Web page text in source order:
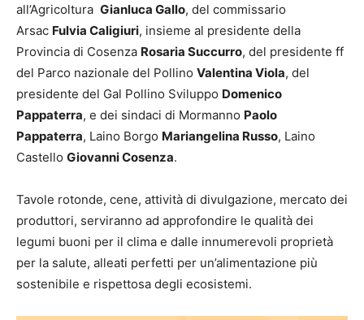
all’Agricoltura Gianluca Gallo, del commissario
Arsac Fulvia Caligiuri, insieme al presidente della
Provincia di Cosenza Rosaria Succurro, del presidente ff
del Parco nazionale del Pollino Valentina Viola, del
presidente del Gal Pollino Sviluppo Domenico
Pappaterra, e dei sindaci di Mormanno Paolo
Pappaterra, Laino Borgo Mariangelina Russo, Laino
Castello Giovanni Cosenza.
Tavole rotonde, cene, attività di divulgazione, mercato dei
produttori, serviranno ad approfondire le qualità dei
legumi buoni per il clima e dalle innumerevoli proprietà
per la salute, alleati perfetti per un’alimentazione più
sostenibile e rispettosa degli ecosistemi.